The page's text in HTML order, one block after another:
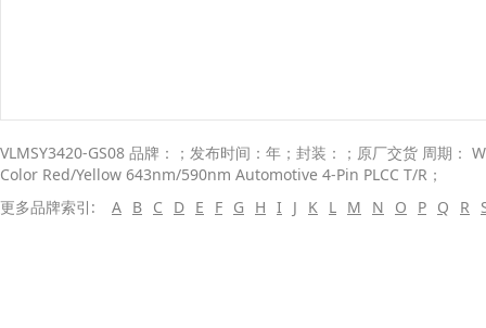
VLMSY3420-GS08 品牌：；发布时间：年；封装：；原厂交货 周期：
Color Red/Yellow 643nm/590nm Automotive 4-Pin PLCC T/R；
更多品牌索引:
A B C D E F G H I J K L M N O P Q R